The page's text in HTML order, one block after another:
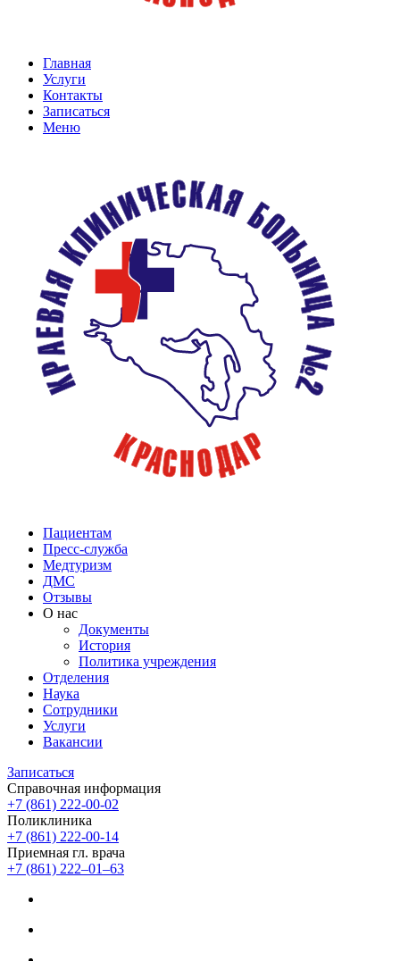
Главная
Услуги
Контакты
Записаться
Меню
Пациентам
Пресс-служба
Медтуризм
ДМС
Отзывы
О нас
Документы
История
Политика учреждения
Отделения
Наука
Сотрудники
Услуги
Вакансии
Записаться
Справочная информация
+7 (861) 222-00-02
Поликлиника
+7 (861) 222-00-14
Приемная гл. врача
+7 (861) 222‒01‒63